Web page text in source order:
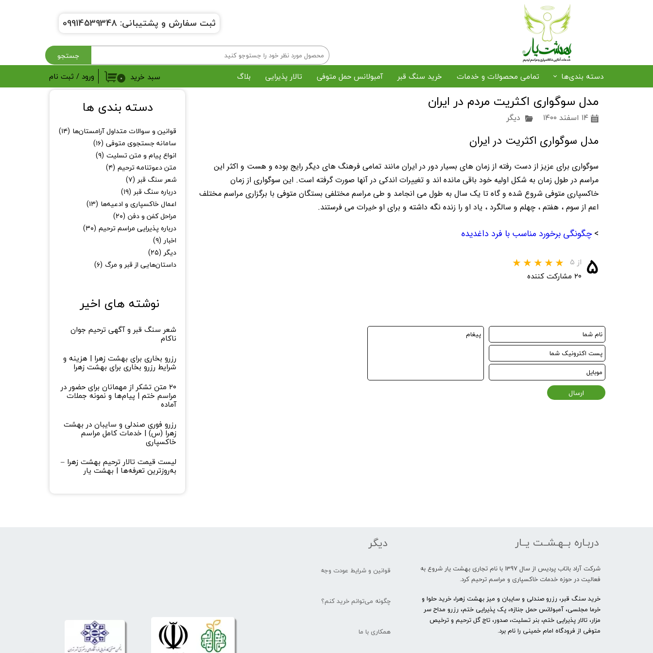
جستجو
دسته بندی‌ها
رزرو صندلی و سایبان
خرید حلوا و خرما
ترخیص متوفی از فرودگاه
تمامی محصولات و خدمات خرید سنگ قبر آمبولانس حمل متوفی تالار پذیرایی بلاگ ۰ سبد خرید ورود / ثبت نام
تغییر گذر واژه
سفارشات
ثبت سفارش و پشتیبانی: 09914539348
مدل سوگواری اکثریت مردم در ایران
۱۴ اسفند ۱۴۰۰ دیگر
مدل سوگواری اکثریت در ایران
سوگواری برای عزیز از دست رفته از زمان های بسیار دور در ایران مانند تمامی فرهنگ های دیگر رایج بوده و هست و اکثر این
مراسم در طول زمان به شکل اولیه خود باقی مانده اند و تغییرات اندکی در آنها صورت گرفته است. این سوگواری از زمان
خاکسپاری متوفی شروع شده و گاه تا یک سال به طول می انجامد و طی مراسم مختلفی بستگان متوفی با برگزاری مراسم مختلف
اعم از سوم ، هفتم ، چهلم و سالگرد ، یاد او را زنده نگه داشته و برای او خیرات می فرستند.
>چگونگی برخورد مناسب با فرد داغدیده
۵ از ۵
۲۰ مشارکت کننده
ارسال
نوشته های اخیر
شعر سنگ قبر و آگهی ترحیم جوان
ناکام
رزرو بخاری برای بهشت زهرا | هزینه و
شرایط رزرو بخاری برای بهشت زهرا
۲۰ متن تشکر از مهمانان برای حضور در
مراسم ختم | پیام‌ها و نمونه جملات
آماده
رزرو فوری صندلی و سایبان در بهشت
زهرا (س) | خدمات کامل مراسم
خاکسپاری
لیست قیمت تالار ترحیم بهشت زهرا –
به‌روزترین تعرفه‌ها | بهشت یار
دسته بندی ها
قوانین و سوالات متداول آرامستان‌ها (۱۴)
سامانه جستجوی متوفی (۱۶)
انواع پیام و متن تسلیت (۹)
متن دعوتنامه ترحیم (۴)
شعر سنگ قبر (۷)
درباره سنگ قبر (۱۹)
اعمال خاکسپاری و ادعیه‌ها (۱۳)
مراحل کفن و دفن (۲۰)
درباره پذیرایی مراسم ترحیم (۳۰)
اخبار (۹)
دیگر (۲۵)
داستان‌هایی از قبر و مرگ (۶)
دیگر
قوانین و شرایط عودت وجه
چگونه می‌توانم خرید کنم؟
همکاری با ما
دربـاره بــهـشــت یــار
شرکت آراد باتاب پردیس از سال 1397 با نام تجاری بهشت یار شروع به
فعالیت در حوزه خدمات خاکسپاری و مراسم ترحیم کرد.
خرید سنگ قبر، رزرو صندلی و سایبان و میز بهشت زهرا، خرید حلوا و
خرما مجلسی، آمبولانس حمل جنازه، پک پذیرایی ختم، رزرو مداح سر
مزار، تالار پذیرایی ختم، بنر تسلیت، صدور، تاج گل ترحیم و ترخیص
متوفی از فرودگاه امام خمینی را نام برد.